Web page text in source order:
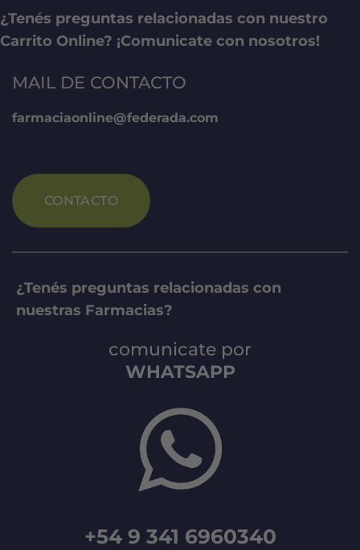
¿Tenés preguntas relacionadas con nuestro
Carrito Online? ¡Comunicate con nosotros!
MAIL DE CONTACTO
farmaciaonline@federada.com
CONTACTO
¿Tenés preguntas relacionadas con
nuestras Farmacias?
comunicate por
WHATSAPP
+54 9 341 6960340